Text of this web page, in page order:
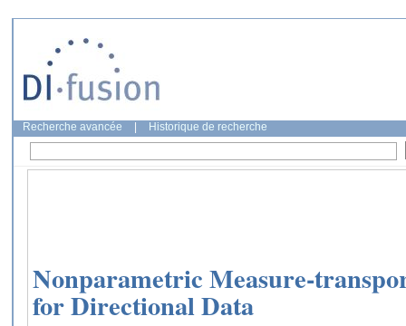
Recherche avancée Historique de recherche
Nonparametric Measure-
for Directional Data